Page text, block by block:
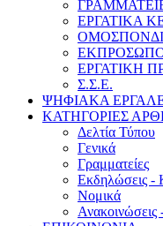
ΕΡΓΑΤΙΚΑ
ΕΡΓΑΤΙΚΗ
Σ.Σ.Ε.
ΨΗΦΙΑΚΑ
ΚΑΤΗΓΟΡΙΕΣ
Δελτία Τύπου
Γενικά
Γραμματείες
Εκδηλώσεις -
Νομικά
Ανακοινώσεις